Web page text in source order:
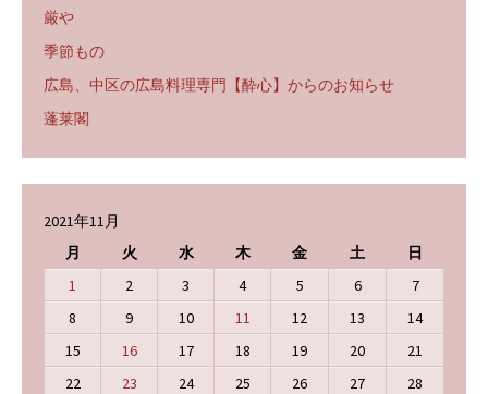
厳や
季節もの
広島、中区の広島料理専門【酔心】からのお知らせ
蓬莱閣
2021年11月
月
火 水 木 金 土 日
1 2 3 4 5 6
7
8
9 10 11 12 13
14
15
16 17 18 19 20
21
22
23 24 25 26 27
28